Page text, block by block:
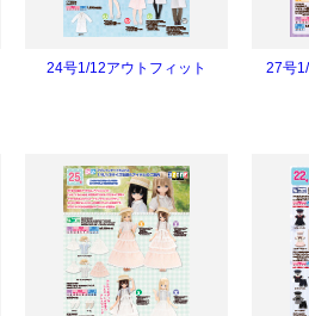
24号1/12アウトフィット 27号